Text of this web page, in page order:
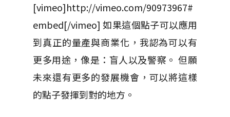
[vimeo]http://vimeo.com/90973967#
embed[/vimeo] 如果這個點子可以應用
到真正的量產與商業化，我認為可以有
更多用途，像是：盲人以及警察。 但願
未來還有更多的發展機會，可以將這樣
的點子發揮到對的地方。